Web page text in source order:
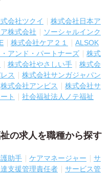
会社ツクイ
株式会社日本ア
株式会社
ソーシャルインク
株式会社ケア２１
ALSOK
アンド・パートナーズ
株式
株式会社やさしい手
株式会
ス
株式会社サンガジャパン
株式会社アンビス
株式会社サ
ト
社会福祉法人ノテ福祉
の求人を職種から探す
助手 ケアマネージャー
サ
支援管理責任者
サービス管